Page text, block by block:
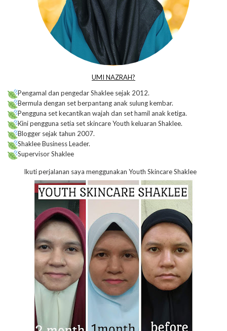
UMI NAZRAH?
Pengamal dan pengedar Shaklee sejak 2012.
Bermula dengan set berpantang anak sulung kembar.
Pengguna set kecantikan wajah dan set hamil anak ketiga.
Kini pengguna setia set skincare Youth keluaran Shaklee.
Blogger sejak tahun 2007.
Shaklee Business Leader.
Supervisor Shaklee
Ikuti perjalanan saya menggunakan Youth Skincare Shaklee